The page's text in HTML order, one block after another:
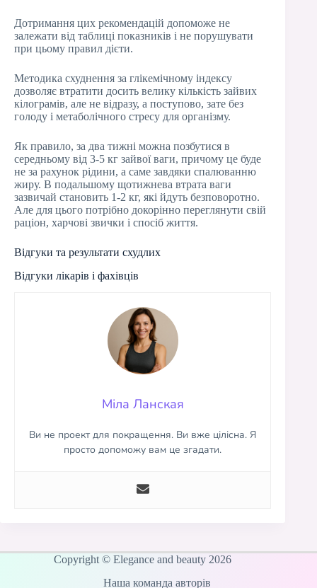
Дотримання цих рекомендацій допоможе не
залежати від таблиці показників і не порушувати
при цьому правил дієти.
Методика схуднення за глікемічному індексу
дозволяє втратити досить велику кількість зайвих
кілограмів, але не відразу, а поступово, зате без
голоду і метаболічного стресу для організму.
Як правило, за два тижні можна позбутися в
середньому від 3-5 кг зайвої ваги, причому це буде
не за рахунок рідини, а саме завдяки спалюванню
жиру. В подальшому щотижнева втрата ваги
зазвичай становить 1-2 кг, які йдуть безповоротно.
Але для цього потрібно докорінно переглянути свій
раціон, харчові звички і спосіб життя.
Відгуки та результати схудлих
Відгуки лікарів і фахівців
Міла Ланская
Ви не проект для покращення. Ви вже цілісна. Я
просто допоможу вам це згадати.
Copyright © Elegance and beauty 2026
Наша команда авторів